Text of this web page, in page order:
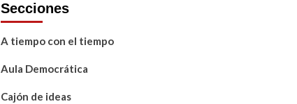
Secciones
A tiempo con el tiempo
Aula Democrática
Cajón de ideas